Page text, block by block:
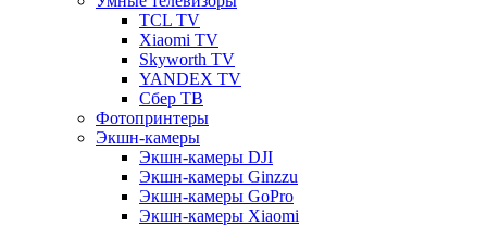
TCL TV
Xiaomi TV
Skyworth TV
YANDEX TV
Сбер ТВ
Фотопринтеры
Экшн-камеры
Экшн-камеры DJI
Экшн-камеры Ginzzu
Экшн-камеры GoPro
Экшн-камеры Xiaomi